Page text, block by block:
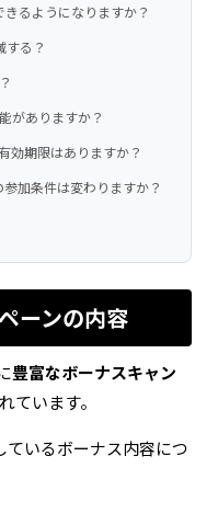
るようになりますか？
する？
がありますか？
効期限はありますか？
加条件は変わりますか？
ーンの内容
豊富なボーナスキャン
ています。
ているボーナス内容につ